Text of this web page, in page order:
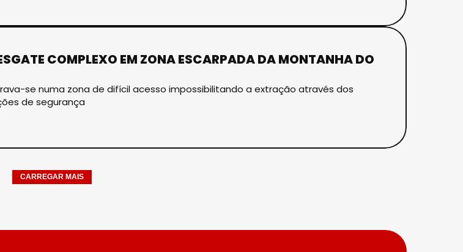
COMPLEXO EM ZONA ESCARPADA DA MONTANHA DO
se numa zona de difícil acesso impossibilitando a extração através dos
de segurança
CARREGAR MAIS